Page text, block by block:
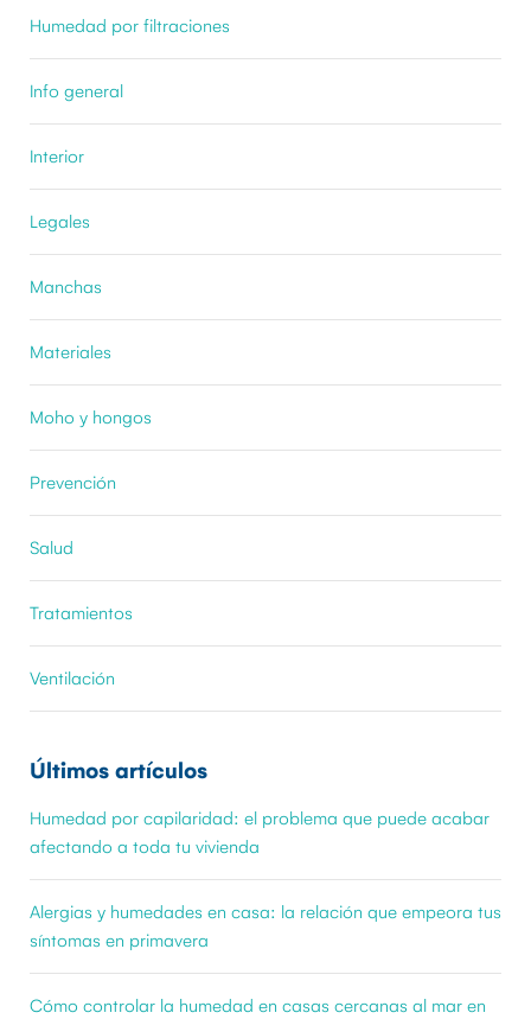
Humedad por filtraciones
Info general
Interior
Legales
Manchas
Materiales
Moho y hongos
Prevención
Salud
Tratamientos
Ventilación
Últimos artículos
Humedad por capilaridad: el problema que puede acabar
afectando a toda tu vivienda
Alergias y humedades en casa: la relación que empeora tus
síntomas en primavera
Cómo controlar la humedad en casas cercanas al mar en